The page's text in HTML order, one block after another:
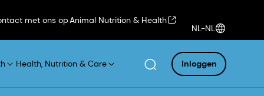
met ons opAnimal Nutrition & Health
NL-NL
Health, Nutrition & Care Inloggen